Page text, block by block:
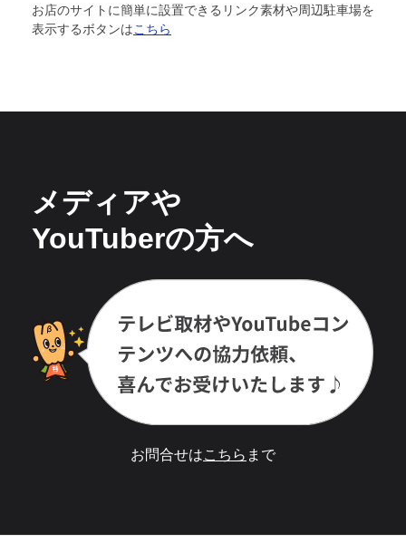
お店のサイトに簡単に設置できるリンク素材や周辺駐車場を
表示するボタンはこちら
メディアや
YouTuberの方へ
お問合せはこちら まで